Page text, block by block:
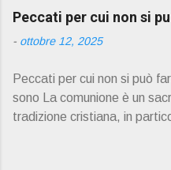
orrei contribuire ad una
Enzo Boninsegna . Per gli
come Confessore. Del suo
D on Enzo Boninsegna , per
Pupatoro,16 – 37134
338990 8824
bellissimo libro di Georges
Peccati per cui non si
- ottobre 12, 2025
Peccati per cui non si può
sono La comunione è un
tradizione cristiana, in
di Cristo sotto forma di